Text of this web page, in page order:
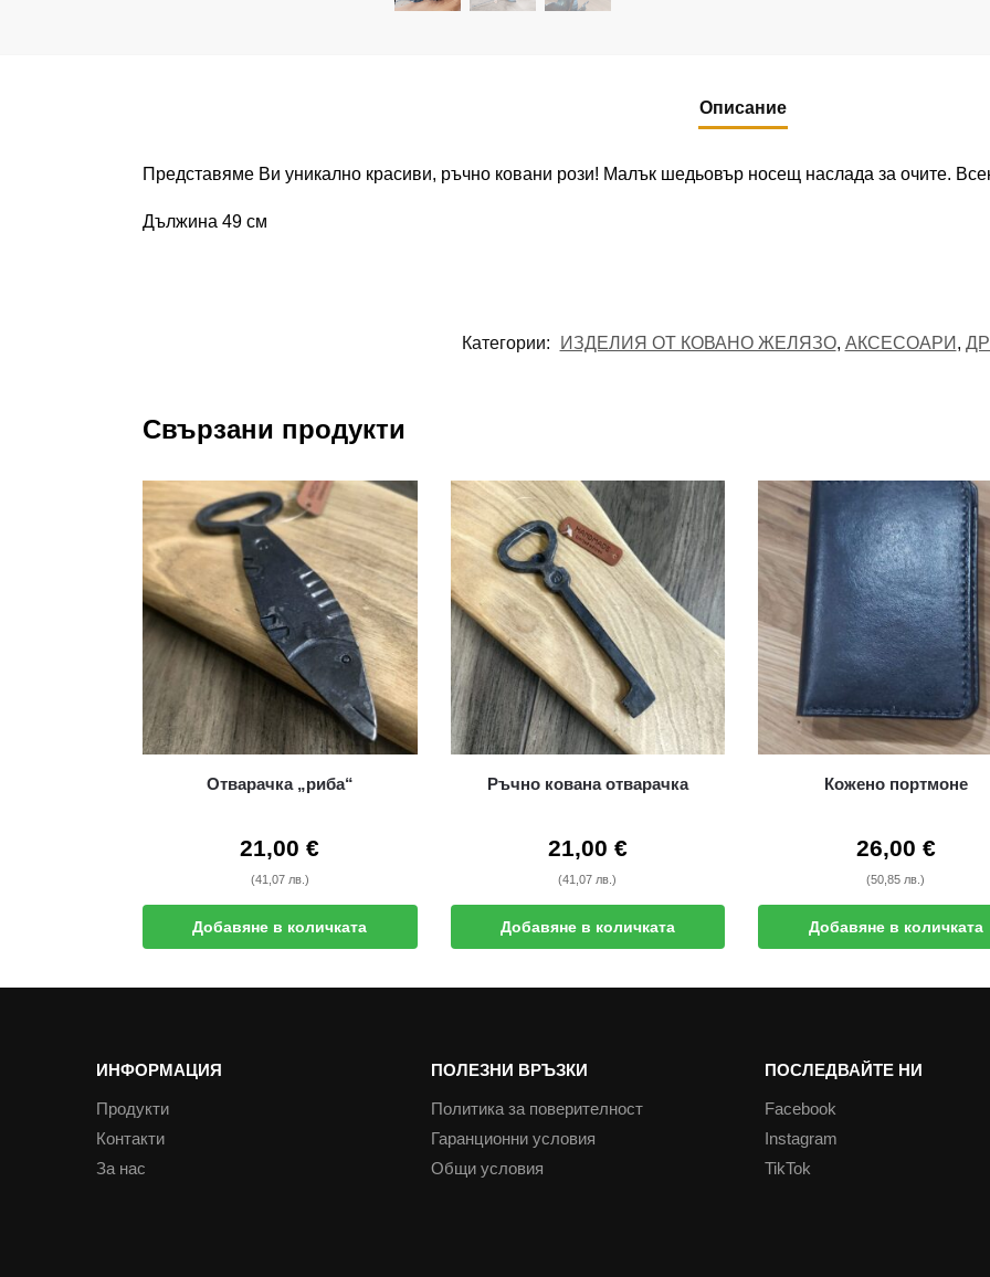
Описание
Представяме Ви уникално красиви, ръчно ковани рози! Малък шедьовър носещ наслада за очите.
Дължина 49 см
Категории: ИЗДЕЛИЯ ОТ КОВАНО ЖЕЛЯЗО, АКСЕСОАРИ ,
Свързани продукти
Отварачка „риба“
21,00€
(41,07 лв.)
Добавяне в количката
Ръчно кована отварачка
21,00 €
(41,07 лв.)
Добавяне в количката
Кожено портмоне
26,00 €
(50,85 лв.)
Добавяне в количката
ИНФОРМАЦИЯ
Продукти
Контакти
За нас
ПОЛЕЗНИ ВРЪЗКИ
Политика за поверителност
Гаранционни условия
Общи условия
ПОСЛЕДВАЙТЕ НИ
Facebook
Instagram
TikTok